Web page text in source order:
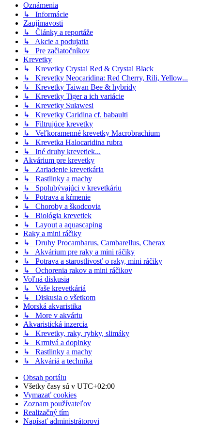
Oznámenia
↳ Informácie
Zaujímavosti
↳ Články a reportáže
↳ Akcie a podujatia
↳ Pre začiatočníkov
Krevetky
↳ Krevetky Crystal Red & Crystal Black
↳ Krevetky Neocaridina: Red Cherry, Rili, Yellow...
↳ Krevetky Taiwan Bee & hybridy
↳ Krevetky Tiger a ich variácie
↳ Krevetky Sulawesi
↳ Krevetky Caridina cf. babaulti
↳ Filtrujúce krevetky
↳ Veľkoramenné krevetky Macrobrachium
↳ Krevetka Halocaridina rubra
↳ Iné druhy krevetiek...
Akvárium pre krevetky
↳ Zariadenie krevetkária
↳ Rastlinky a machy
↳ Spolubývajúci v krevetkáriu
↳ Potrava a kŕmenie
↳ Choroby a škodcovia
↳ Biológia krevetiek
↳ Layout a aquascaping
Raky a mini ráčiky
↳ Druhy Procambarus, Cambarellus, Cherax
↳ Akvárium pre raky a mini ráčiky
↳ Potrava a starostlivosť o raky, mini ráčiky
↳ Ochorenia rakov a mini ráčikov
Voľná diskusia
↳ Vaše krevetkáriá
↳ Diskusia o všetkom
Morská akvaristika
↳ More v akváriu
Akvaristická inzercia
↳ Krevetky, raky, rybky, slimáky
↳ Krmivá a doplnky
↳ Rastlinky a machy
↳ Akváriá a technika
Obsah portálu
Všetky časy sú v UTC+02:00
Vymazať cookies
Zoznam používateľov
Realizačný tím
Napísať administrátorovi